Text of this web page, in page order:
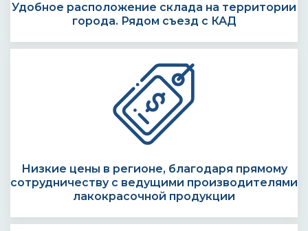
Удобное расположение склада на территории
города. Рядом съезд с КАД
Низкие цены в регионе, благодаря прямому
сотрудничеству с ведущими производителями
лакокрасочной продукции